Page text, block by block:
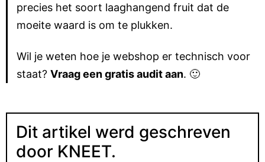
precies het soort laaghangend fruit dat de
moeite waard is om te plukken.
Wil je weten hoe je webshop er technisch voor
staat? Vraag een gratis audit aan. 🙂
Dit artikel werd geschreven
door KNEET.